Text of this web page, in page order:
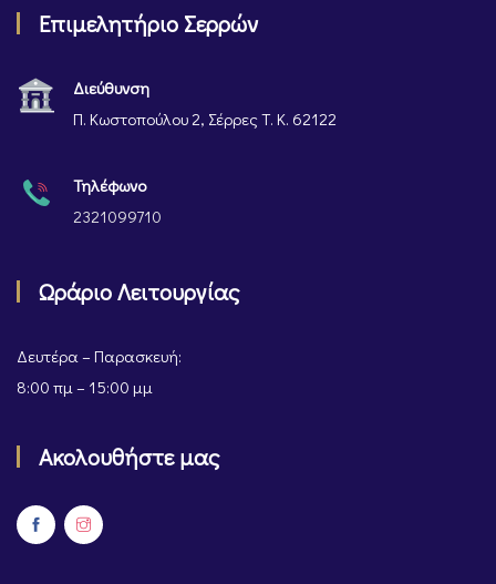
Επιμελητήριο Σερρών
Διεύθυνση
Π. Κωστοπούλου 2, Σέρρες Τ. Κ. 62122
Τηλέφωνο
2321099710
Ωράριο Λειτουργίας
Δευτέρα – Παρασκευή:
8:00 πμ – 15:00 μμ
Ακολουθήστε μας